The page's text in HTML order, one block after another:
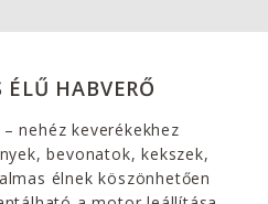
ÉLŰ HABVERŐ
nehéz keverékekhez
bevonatok, kekszek,
élnek köszönhetően